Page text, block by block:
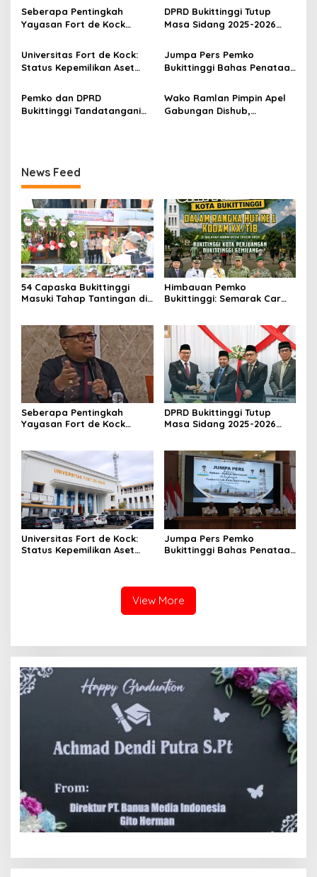
p
o
s
HUT ke I Komando Daerah
Militer (KODAM) XX/Tuanku
Imam Bonjol
Seberapa Pentingkah
Yayasan Fort de Kock
Perekonomian Masyarakat
Jam Gadang?
DPRD Bukittinggi Tutup
Masa Sidang 2025-2026
2026-2027, Wako Ramlan
Beri Apresiasi
Universitas Fort de Kock:
Status Kepemilikan Aset
Milik Yayasan Berdasarkan
Putusan Mahkamah Agung
Nomor 2108/K/Pdt/2022
Jumpa Pers Pemko
Bukittinggi Bahas Penataan
Kampus UFDK
Pemko dan DPRD
Bukittinggi Tandatangani
Wako Ramlan Pimpin Apel
Gabungan Dishub,
News Feed
54 Capaska Bukittinggi
Masuki Tahap Tantingan di
Himbauan Pemko
Bukittinggi: Semarak Car
Militer (KODAM) XX/Tuanku
Imam Bonjol
Seberapa Pentingkah
Yayasan Fort de Kock
Jam Gadang?
DPRD Bukittinggi Tutup
Masa Sidang 2025-2026
Beri Apresiasi
Universitas Fort de Kock:
Status Kepemilikan Aset
Nomor 2108/K/Pdt/2022
Jumpa Pers Pemko
Bukittinggi Bahas Penataan
View More